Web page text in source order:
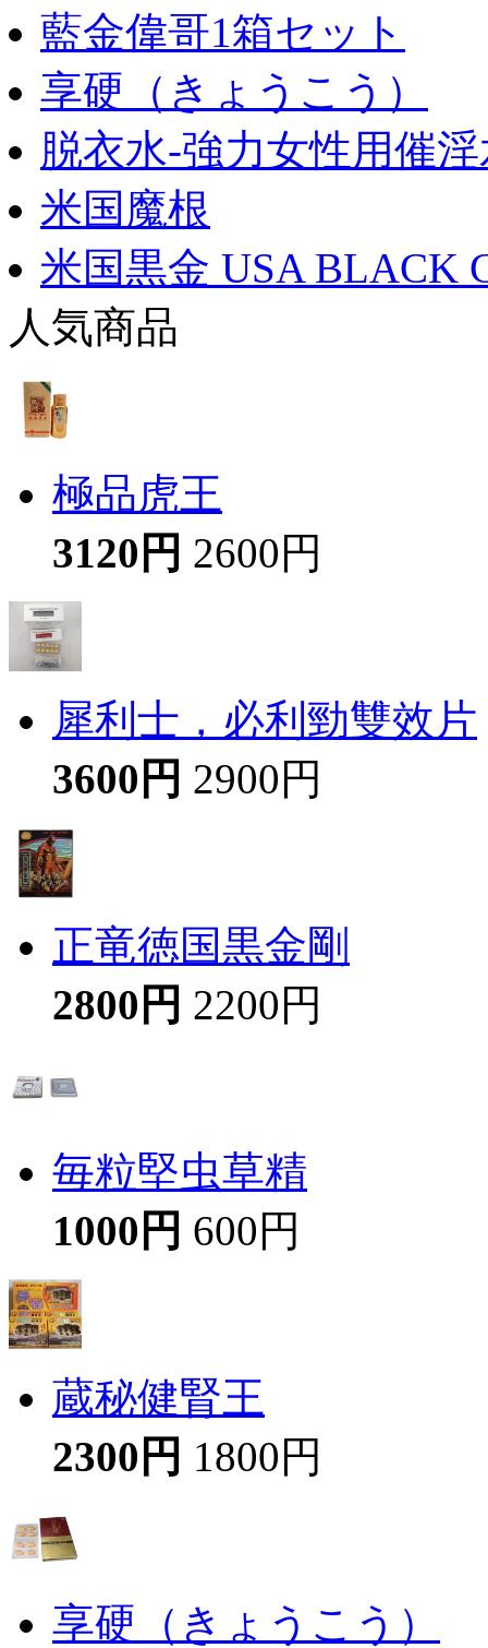
藍金偉哥1箱セット
享硬（きょうこう）
脱衣水-強力女性用催
米国魔根
米国黒金 USA BLACK
人気商品
極品虎王
3120円 2600円
犀利士，必利勁雙效片
3600円 2900円
正竜徳国黒金剛
2800円 2200円
毎粒堅虫草精
1000円 600円
蔵秘健腎王
2300円 1800円
享硬（きょうこう）